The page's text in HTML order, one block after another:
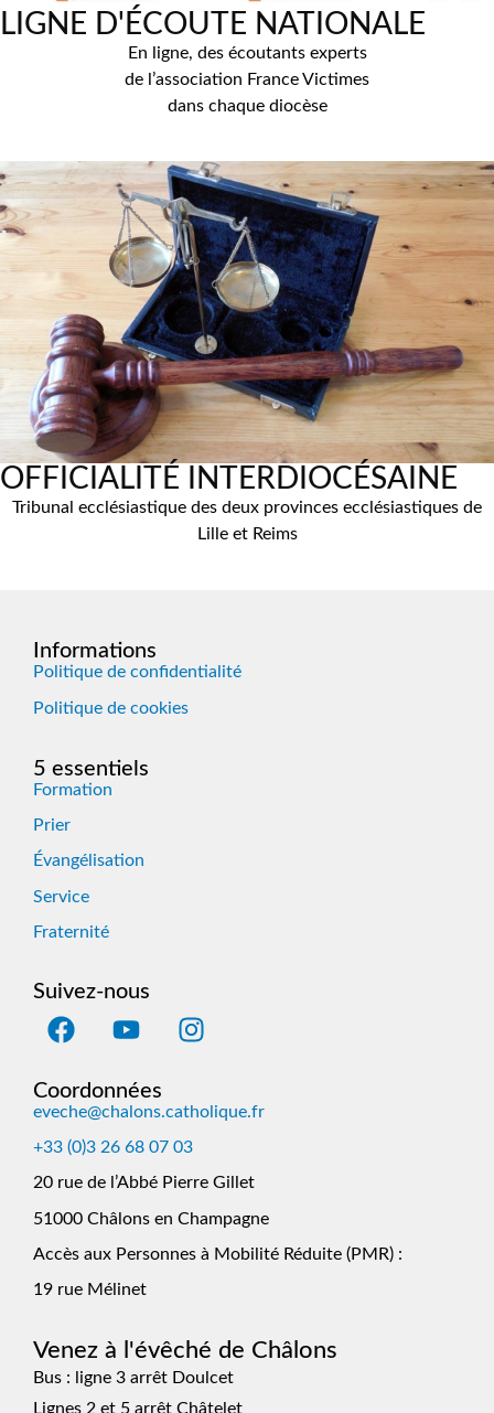
LIGNE D'ÉCOUTE NATIONALE
En ligne, des écoutants experts
de l’association France Victimes
dans chaque diocèse
OFFICIALITÉ INTERDIOCÉSAINE
Tribunal ecclésiastique des deux provinces ecclésiastiques de
Lille et Reims
Informations
Politique de confidentialité
Politique de cookies
5 essentiels
Formation
Prier
Évangélisation
Service
Fraternité
Suivez-nous
Coordonnées
eveche@chalons.catholique.fr
+33 (0)3 26 68 07 03
20 rue de l’Abbé Pierre Gillet
51000 Châlons en Champagne
Accès aux Personnes à Mobilité Réduite (PMR) :
19 rue Mélinet
Venez à l'évêché de Châlons
Bus : ligne 3 arrêt Doulcet
Lignes 2 et 5 arrêt Châtelet